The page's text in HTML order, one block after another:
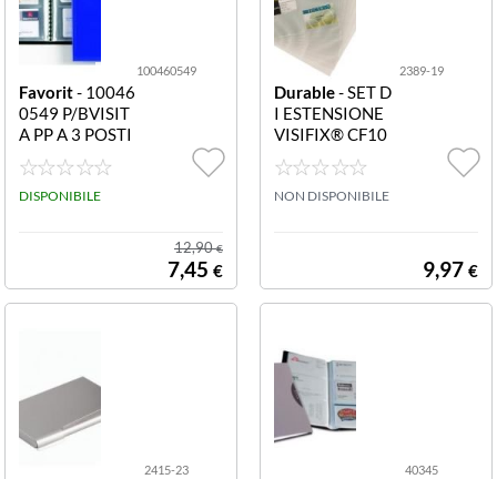
100460549
Favorit- 10046
0549 P/BVISIT
A PP A 3 POSTI
NE P/BVisita PP
a 3 Posti NE
DISPONIBILE
12,90€
7,45 €
2389-19
Durable- SET D
I ESTENSIONE
VISIFIX® CF10
PER 238919 SE
T DI ESTENSIO
NE PER VISIFIX
NON DISPONIBILE
9,97 €
2415-23 40345